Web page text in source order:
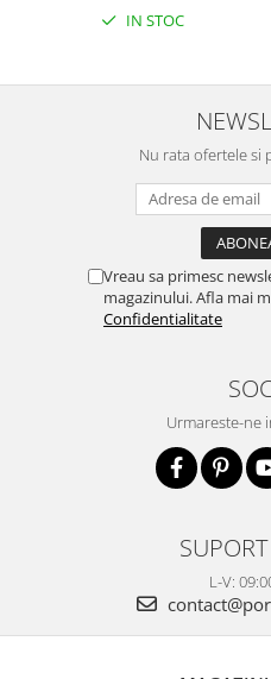
IN STOC
Nu rata ofertele si
Vreau sa primesc
magazinului. Afla mai
Confidentialitate
Urmareste-ne
L-V: